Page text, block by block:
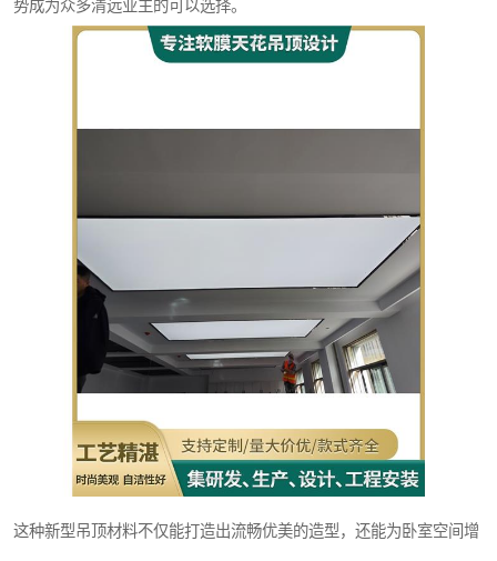
势成为众多清远业主的可以选择。
这种新型吊顶材料不仅能打造出流畅优美的造型，还能为卧室空间增